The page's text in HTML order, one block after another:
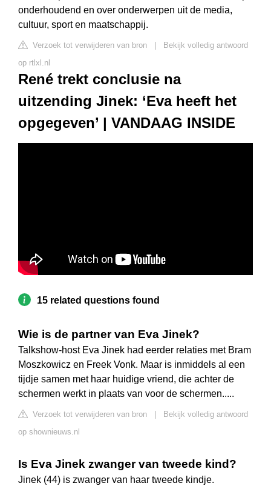
onderhoudend en over onderwerpen uit de media,
cultuur, sport en maatschappij.
Verzoek tot verwijderen van bron
Bekijk volledig antwoord
op rtlxl.nl
René trekt conclusie na
uitzending Jinek: ‘Eva heeft het
opgegeven’ | VANDAAG INSIDE
15 related questions found
Wie is de partner van Eva Jinek?
Talkshow-host Eva Jinek had eerder relaties met Bram
Moszkowicz en Freek Vonk. Maar is inmiddels al een
tijdje samen met haar huidige vriend, die achter de
schermen werkt in plaats van voor de schermen.....
Verzoek tot verwijderen van bron
Bekijk volledig antwoord
op shownieuws.nl
Is Eva Jinek zwanger van tweede kind?
Jinek (44) is zwanger van haar tweede kindje.